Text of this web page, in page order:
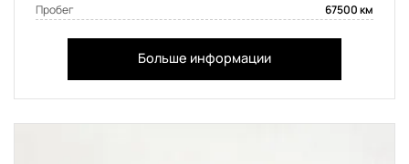
Пробег 67500 км
Больше информации